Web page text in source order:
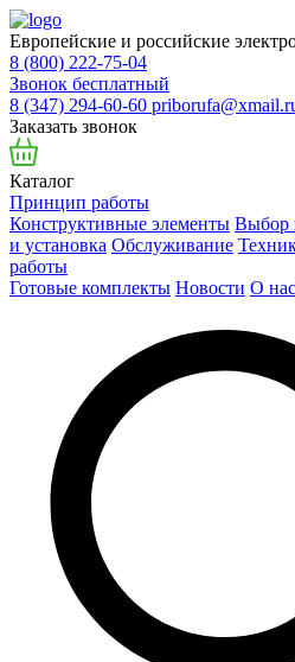
Европейские и российские
8 (800) 222-75-04
Звонок бесплатный
8 (347) 294-60-60
Заказать звонок
Каталог
Принцип работы
Конструктивные элементы Выбор
и установка Обслуживание
работы
Готовые комплекты Новости О нас